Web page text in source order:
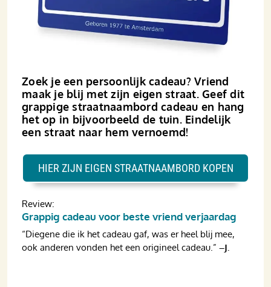
Zoek je een persoonlijk cadeau? Vriend
maak je blij met zijn eigen straat. Geef dit
grappige straatnaambord cadeau en hang
het op in bijvoorbeeld de tuin. Eindelijk
een straat naar hem vernoemd!
Review:
Grappig cadeau voor beste vriend verjaardag
“Diegene die ik het cadeau gaf, was er heel blij mee,
ook anderen vonden het een origineel cadeau.” –J.
HIER ZIJN EIGEN STRAATNAAMBORD KOPEN